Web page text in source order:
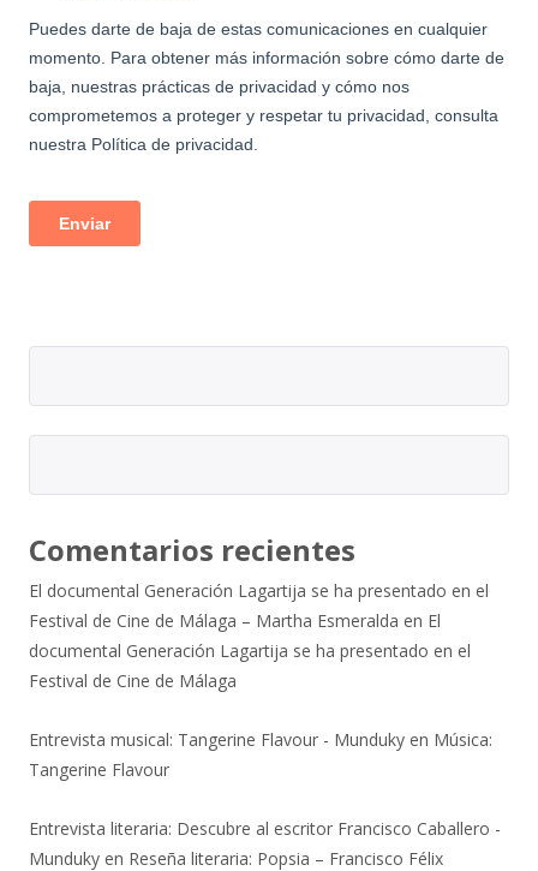
Comentarios recientes
El documental Generación Lagartija se ha presentado en el
Festival de Cine de Málaga – Martha Esmeralda en El
documental Generación Lagartija se ha presentado en el
Festival de Cine de Málaga
Entrevista musical: Tangerine Flavour - Munduky en Música:
Tangerine Flavour
Entrevista literaria: Descubre al escritor Francisco Caballero -
Munduky en Reseña literaria: Popsia – Francisco Félix